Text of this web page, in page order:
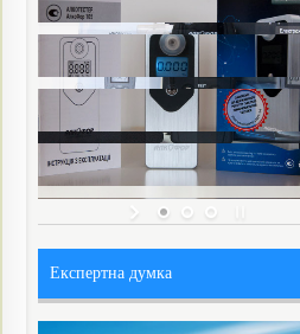
Експертна думка